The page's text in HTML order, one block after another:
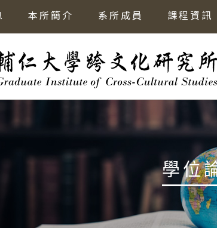
本所簡介 系所成員 課程資訊
學位